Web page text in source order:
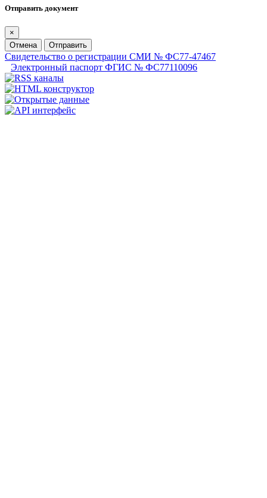
Отправить документ
×
Отмена
Отправить
Свидетельство о регистрации СМИ № ФС77-47467
Электронный паспорт ФГИС № ФС77110096